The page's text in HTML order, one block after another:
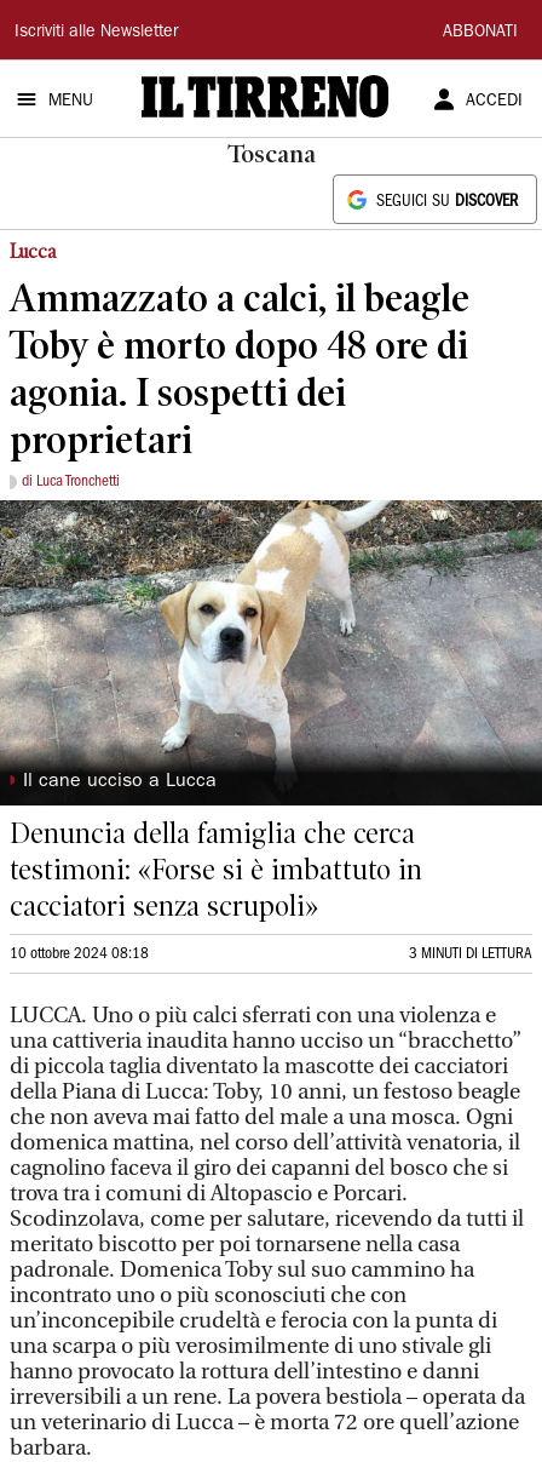
Il
Tirreno
Iscriviti alle Newsletter ABBONATI
MENU ACCEDI
Toscana
SEGUICI SU DISCOVER
Lucca
Ammazzato a calci, il beagle
Toby è morto dopo 48 ore di
agonia. I sospetti dei
proprietari
di Luca Tronchetti
◗ Il cane ucciso a Lucca
Denuncia della famiglia che cerca
testimoni: «Forse si è imbattuto in
cacciatori senza scrupoli»
10 ottobre 2024 08:18 3 MINUTI DI LETTURA
LUCCA. Uno o più calci sferrati con una violenza e
una cattiveria inaudita hanno ucciso un “bracchetto”
di piccola taglia diventato la mascotte dei cacciatori
della Piana di Lucca: Toby, 10 anni, un festoso beagle
che non aveva mai fatto del male a una mosca. Ogni
domenica mattina, nel corso dell’attività venatoria, il
cagnolino faceva il giro dei capanni del bosco che si
trova tra i comuni di Altopascio e Porcari.
Scodinzolava, come per salutare, ricevendo da tutti il
meritato biscotto per poi tornarsene nella casa
padronale. Domenica Toby sul suo cammino ha
incontrato uno o più sconosciuti che con
un’inconcepibile crudeltà e ferocia con la punta di
una scarpa o più verosimilmente di uno stivale gli
hanno provocato la rottura dell’intestino e danni
irreversibili a un rene. La povera bestiola – operata da
un veterinario di Lucca – è morta 72 ore quell’azione
barbara.